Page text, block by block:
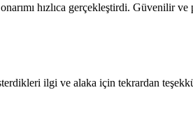
hızlıca gerçekleştirdi. Güvenilir
ilgi ve alaka için tekrardan